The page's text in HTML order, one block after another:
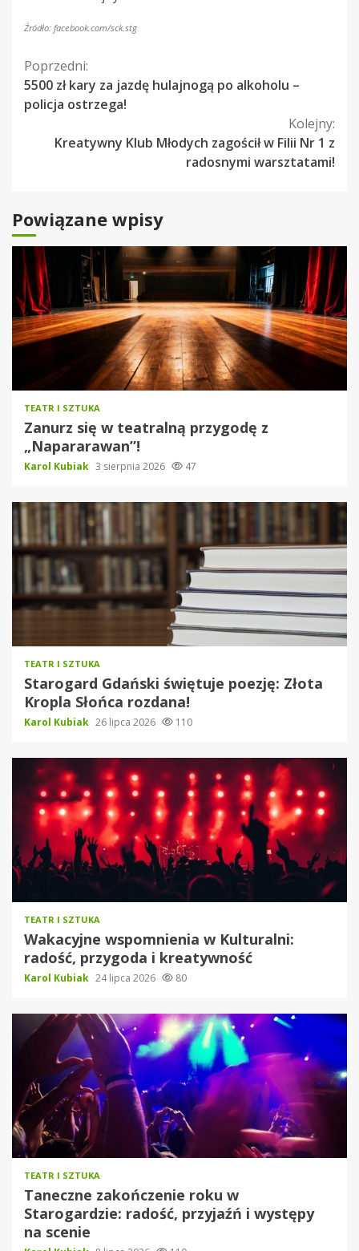
Źródło: facebook.com/sck.stg
Kontynuuj
czytanie
Poprzedni:
5500 zł kary za jazdę hulajnogą po alkoholu –
policja ostrzega!
Kolejny:
Kreatywny Klub Młodych zagościł w Filii Nr 1 z
radosnymi warsztatami!
Powiązane wpisy
TEATR I SZTUKA
Zanurz się w teatralną przygodę z
„Napararawan”!
Karol Kubiak 3 sierpnia 2026 47
TEATR I SZTUKA
Starogard Gdański świętuje poezję: Złota
Kropla Słońca rozdana!
Karol Kubiak 26 lipca 2026 110
TEATR I SZTUKA
Wakacyjne wspomnienia w Kulturalni:
radość, przygoda i kreatywność
Karol Kubiak 24 lipca 2026 80
TEATR I SZTUKA
Taneczne zakończenie roku w
Starogardzie: radość, przyjaźń i występy
na scenie